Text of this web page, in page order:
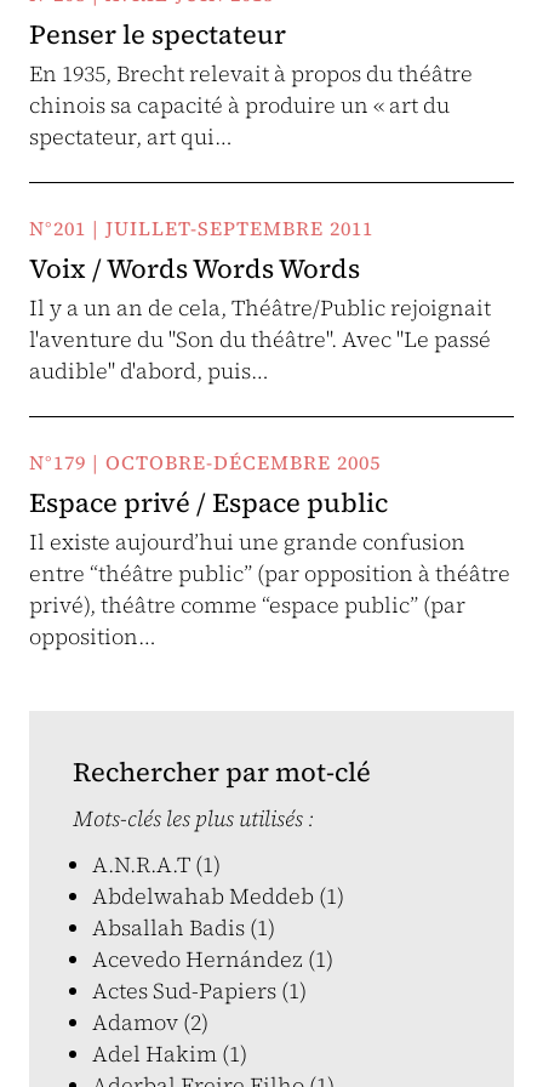
Penser le spectateur
En 1935, Brecht relevait à propos du théâtre
chinois sa capacité à produire un « art du
spectateur, art qui…
N°201 | JUILLET-SEPTEMBRE 2011
Voix / Words Words Words
Il y a un an de cela, Théâtre/Public rejoignait
l'aventure du "Son du théâtre". Avec "Le passé
audible" d'abord, puis…
N°179 | OCTOBRE-DÉCEMBRE 2005
Espace privé / Espace public
Il existe aujourd’hui une grande confusion
entre “théâtre public” (par opposition à théâtre
privé), théâtre comme “espace public” (par
opposition…
Rechercher par mot-clé
Mots-clés les plus utilisés :
A.N.R.A.T (1)
Abdelwahab Meddeb (1)
Absallah Badis (1)
Acevedo Hernández (1)
Actes Sud-Papiers (1)
Adamov (2)
Adel Hakim (1)